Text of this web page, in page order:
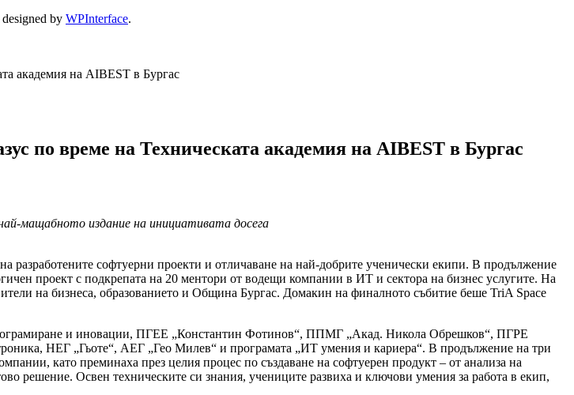
by WPInterface.
академия на AIBEST в Бургас
по време на Техническата академия на AIBEST в Бургас
мащабното издание на инициативата досега
софтуерни проекти и отличаване на най-добрите ученически екипи. В продължение
проект с подкрепата на 20 ментори от водещи компании в ИТ и сектора на бизнес услугите. На
на бизнеса, образованието и Община Бургас. Домакин на финалното събитие беше TriA Space
и иновации, ПГЕЕ „Константин Фотинов“, ППМГ „Акад. Никола Обрешков“, ПГРЕ
НЕГ „Гьоте“, АЕГ „Гео Милев“ и програмата „ИТ умения и кариера“. В продължение на три
като преминаха през целия процес по създаване на софтуерен продукт – от анализа на
решение. Освен техническите си знания, учениците развиха и ключови умения за работа в екип,